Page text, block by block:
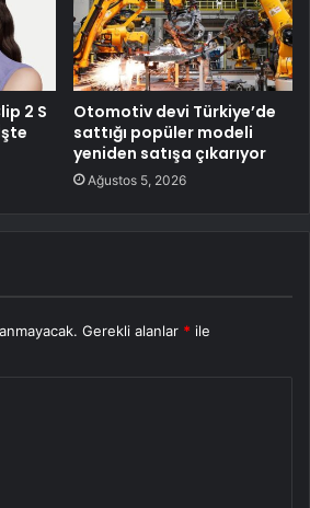
2 S
Otomotiv devi Türkiye’de
sattığı popüler modeli
yeniden satışa çıkarıyor
Ağustos 5, 2026
Gerekli alanlar * ile